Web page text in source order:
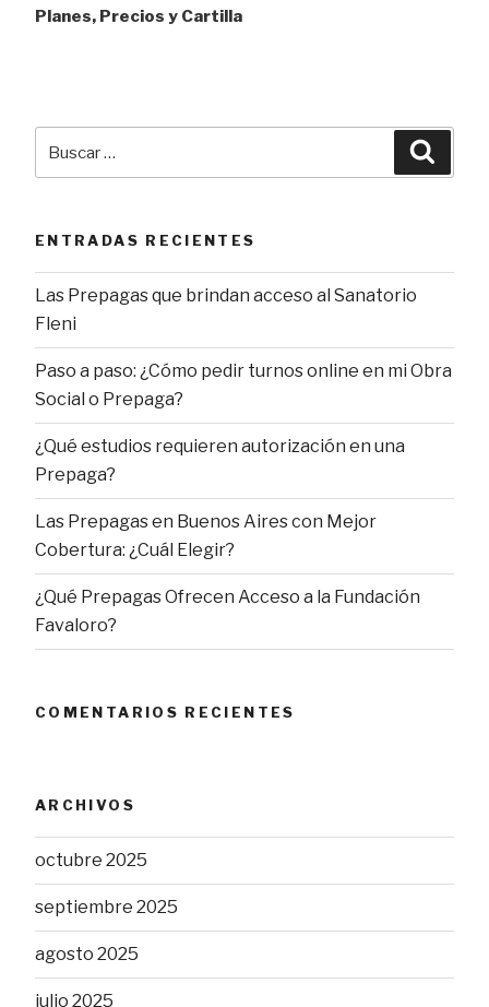
entradas
Planes, Precios y Cartilla
ENTRADAS RECIENTES
Las Prepagas que brindan acceso al Sanatorio
Fleni
Paso a paso: ¿Cómo pedir turnos online en mi Obra
Social o Prepaga?
¿Qué estudios requieren autorización en una
Prepaga?
Las Prepagas en Buenos Aires con Mejor
Cobertura: ¿Cuál Elegir?
¿Qué Prepagas Ofrecen Acceso a la Fundación
Favaloro?
COMENTARIOS RECIENTES
ARCHIVOS
octubre 2025
septiembre 2025
agosto 2025
julio 2025